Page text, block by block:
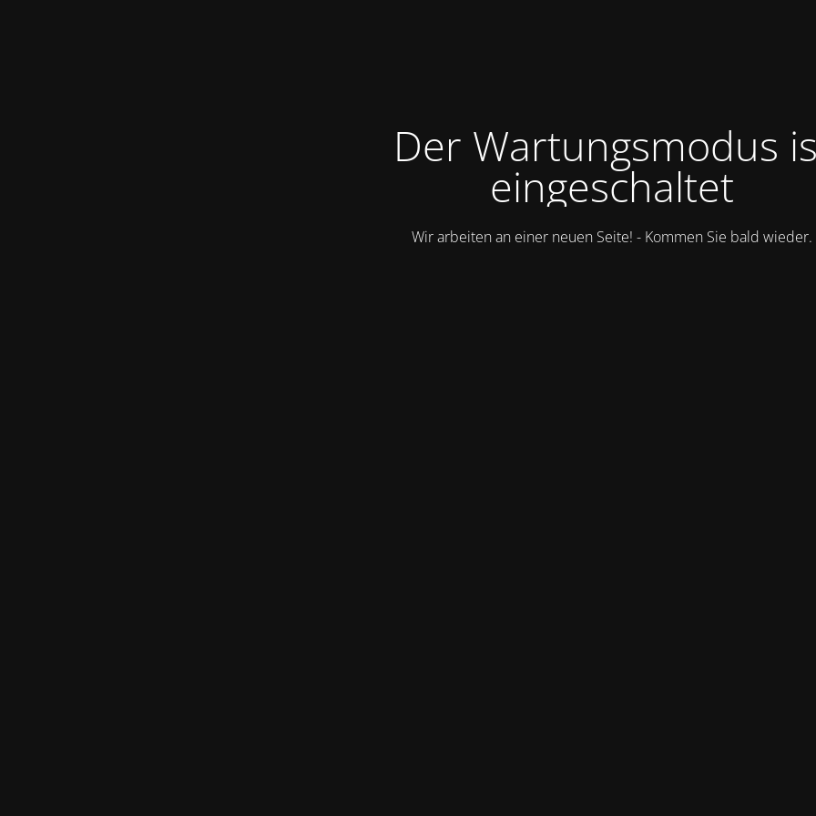
Der Wartungsmodus
eingeschaltet
Wir arbeiten an einer neuen Seite! - Kommen Sie bald wieder.